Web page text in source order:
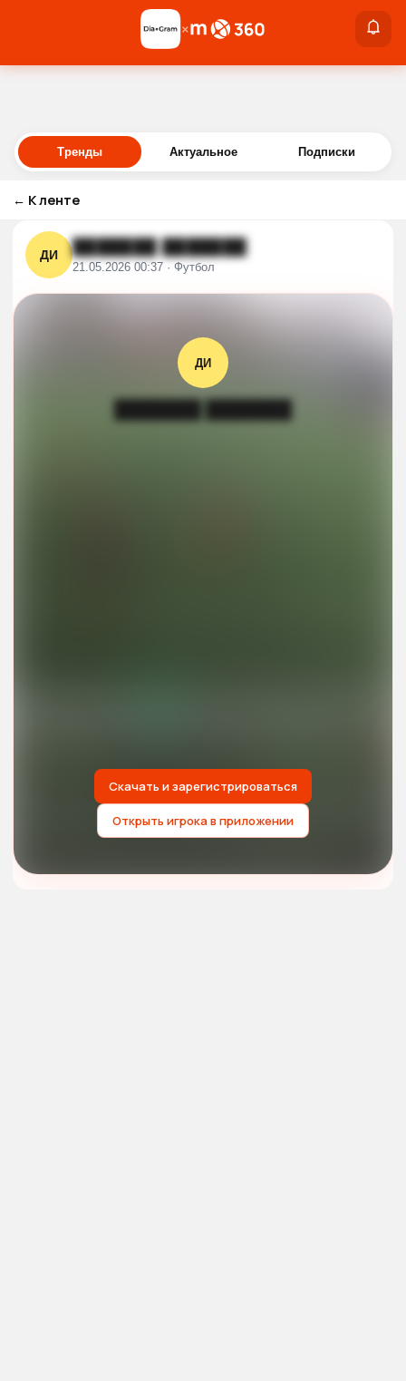
Войти
×
Тренды Актуальное Подписки
← К ленте
ДИ ███████ ███████
21.05.2026 00:37 · Футбол
ДИ
Скачать и зарегистрироваться
Открыть игрока в приложении